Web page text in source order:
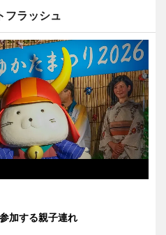
フラッシュ
加する親子連れ